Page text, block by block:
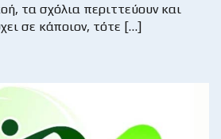
τα σχόλια περιττεύουν και
σε κάποιον, τότε […]